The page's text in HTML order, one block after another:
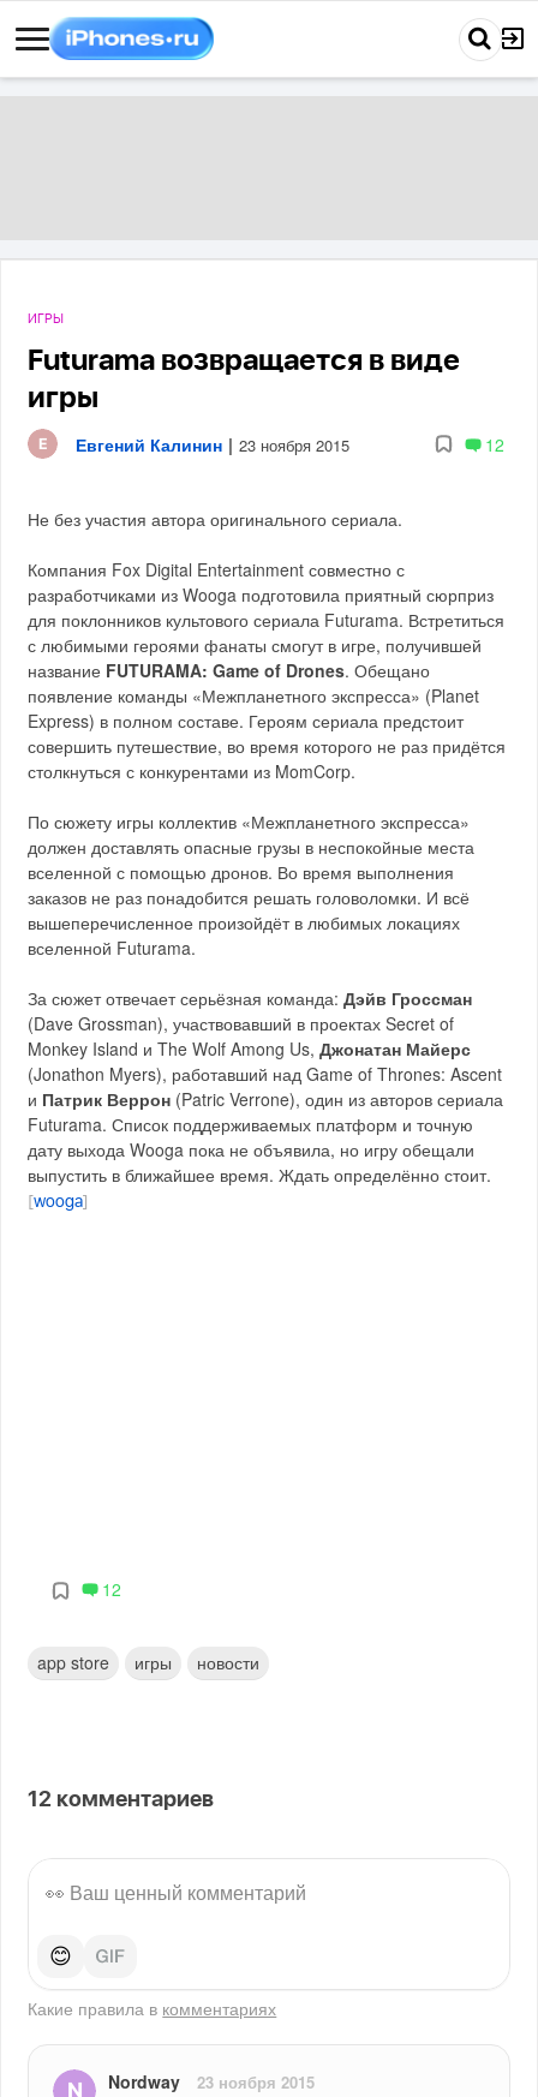
ИГРЫ
Futurama возвращается в виде
игры
Евгений Калинин | 23 ноября 2015 12
Не без участия автора оригинального сериала.
Компания Fox Digital Entertainment совместно с
разработчиками из Wooga подготовила приятный сюрприз
для поклонников культового сериала Futurama. Встретиться
с любимыми героями фанаты смогут в игре, получившей
название FUTURAMA: Game of Drones. Обещано
появление команды «Межпланетного экспресса» (Planet
Express) в полном составе. Героям сериала предстоит
совершить путешествие, во время которого не раз придётся
столкнуться с конкурентами из MomCorp.
По сюжету игры коллектив «Межпланетного экспресса»
должен доставлять опасные грузы в неспокойные места
вселенной с помощью дронов. Во время выполнения
заказов не раз понадобится решать головоломки. И всё
вышеперечисленное произойдёт в любимых локациях
вселенной Futurama.
За сюжет отвечает серьёзная команда:Дэйв Гроссман
(Dave Grossman), участвовавший в проектах Secret of
Monkey Island и The Wolf Among Us,Джонатан Майерс
(Jonathon Myers), работавший над Game of Thrones: Ascent
и Патрик Веррон (Patric Verrone), один из авторов сериала
Futurama. Список поддерживаемых платформ и точную
дату выхода Wooga пока не объявила, но игру обещали
выпустить в ближайшее время. Ждать определённо стоит.
[wooga]
12
app store игры новости
12 комментариев
😊
Какие правила в комментариях
Nordway 23 ноября 2015